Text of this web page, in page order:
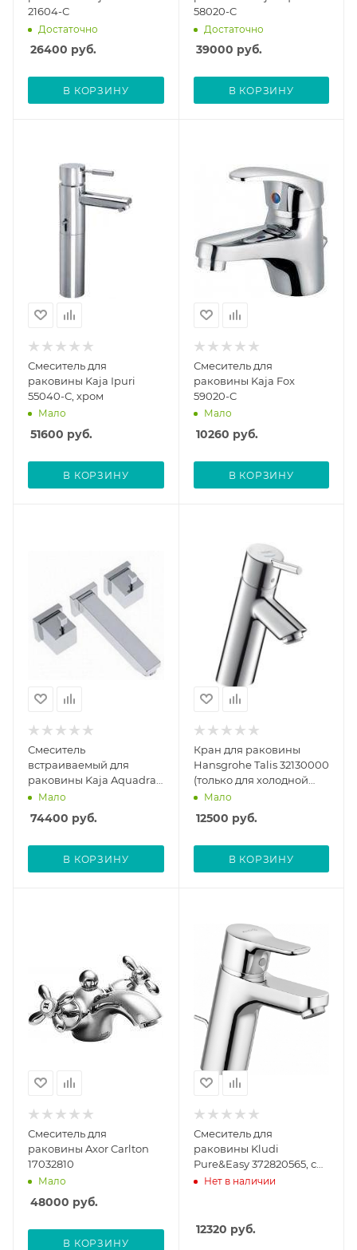
21604-С
Достаточно
26400 руб.
В КОРЗИНУ
58020-C
Достаточно
39000 руб.
В КОРЗИНУ
Смеситель для
раковины Kaja Ipuri
55040-С, хром
Мало
51600 руб.
В КОРЗИНУ
Смеситель для
раковины Kaja Fox
59020-C
Мало
10260 руб.
В КОРЗИНУ
Смеситель
встраиваемый для
раковины Kaja Aquadrat
20820-С, с внутренней
Мало
74400 руб.
В КОРЗИНУ
Кран для раковины
Hansgrohe Talis 32130000
(только для холодной
воды)
Мало
12500 руб.
В КОРЗИНУ
Смеситель для
раковины Axor Carlton
17032810
Мало
48000 руб.
В КОРЗИНУ
Смеситель для
раковины Kludi
Pure&Easy 372820565, с
донным клапаном
Нет в наличии
12320 руб.